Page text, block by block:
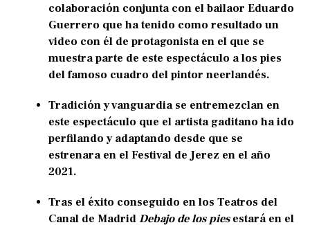
colaboración conjunta con el bailaor Eduardo
Guerrero que ha tenido como resultado un
video con él de protagonista en el que se
muestra parte de este espectáculo a los pies
del famoso cuadro del pintor neerlandés.
Tradición y vanguardia se entremezclan en
este espectáculo que el artista gaditano ha ido
perfilando y adaptando desde que se
estrenara en el Festival de Jerez en el año
2021.
Tras el éxito conseguido en los Teatros del
Canal de Madrid Debajo de los piesestará en el